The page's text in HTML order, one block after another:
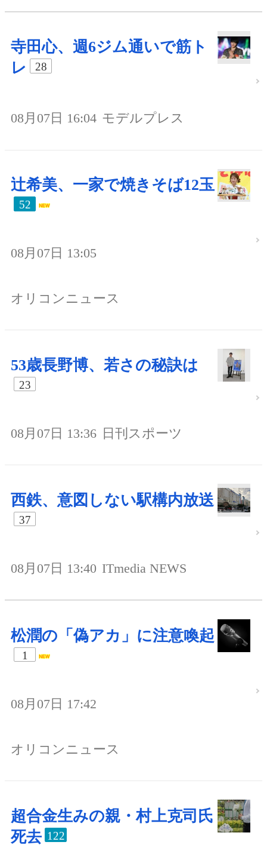
寺田心、週6ジム通いで筋ト
レ
28
08月07日 16:04 モデルプレス
辻希美、一家で焼きそば12玉
52
08月07日 13:05
オリコンニュース
53歳長野博、若さの秘訣は
23
08月07日 13:36 日刊スポーツ
西鉄、意図しない駅構内放送
37
08月07日 13:40 ITmedia NEWS
松潤の「偽アカ」に注意喚起
1
08月07日 17:42
オリコンニュース
超合金生みの親・村上克司氏
死去 122